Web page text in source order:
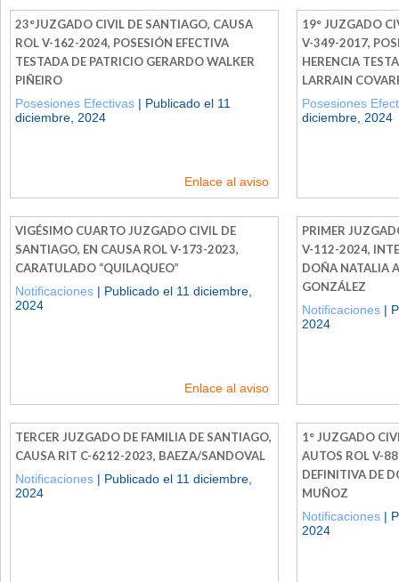
23°JUZGADO CIVIL DE SANTIAGO, CAUSA
ROL V-162-2024, POSESIÓN EFECTIVA
TESTADA DE PATRICIO GERARDO WALKER
PIÑEIRO
Posesiones Efectivas | Publicado el 11
diciembre, 2024
Enlace al aviso
19° JUZGADO
V-349-2017,
HERENCIA
LARRAIN
Posesiones
diciembre, 2024
VIGÉSIMO CUARTO JUZGADO CIVIL DE
SANTIAGO, EN CAUSA ROL V-173-2023,
CARATULADO “QUILAQUEO”
Notificaciones | Publicado el 11 diciembre,
2024
Enlace al aviso
PRIMER
V-112-2024,
DOÑA NATALIA
GONZÁLEZ
Notificaciones |
2024
TERCER JUZGADO DE FAMILIA DE SANTIAGO,
CAUSA RIT C-6212-2023, BAEZA/SANDOVAL
Notificaciones | Publicado el 11 diciembre,
2024
1° JUZGADO
AUTOS ROL V-
DEFINITIVA DE
MUÑOZ
Notificaciones |
2024